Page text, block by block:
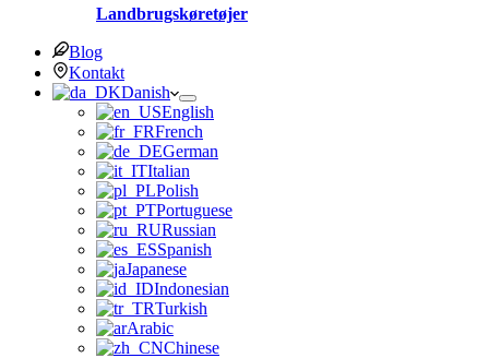
Landbrugskøretøjer
Blog
Kontakt
Danish
English
French
German
Italian
Polish
Portuguese
Russian
Spanish
Japanese
Indonesian
Turkish
Arabic
Chinese